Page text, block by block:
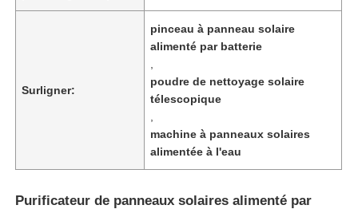
Surligner:
pinceau à panneau solaire
alimenté par batterie
poudre de nettoyage solaire
télescopique
machine à panneaux solaires
alimentée à l'eau
Purificateur de panneaux solaires alimenté par